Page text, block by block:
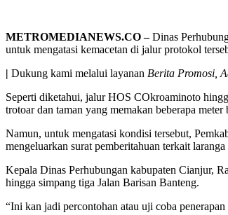
METROMEDIANEWS.CO –Dinas
untuk mengatasi kemacetan di jalur protokol
| Dukung kami melalui layanan Berita Promosi,
Seperti diketahui, jalur HOS COkroaminoto
trotoar dan taman yang memakan beberapa meter
Namun, untuk mengatasi kondisi tersebut,
mengeluarkan surat pemberitahuan terkait
Kepala Dinas Perhubungan kabupaten Cianjur,
hingga simpang tiga Jalan Barisan Banteng.
“Ini kan jadi percontohan atau uji coba